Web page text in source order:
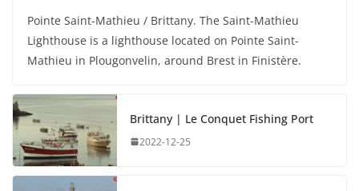
Pointe Saint-Mathieu / Brittany. The Saint-Mathieu
Lighthouse is a lighthouse located on Pointe Saint-
Mathieu in Plougonvelin, around Brest in Finistère.
Brittany | Le Conquet Fishing Port
2022-12-25